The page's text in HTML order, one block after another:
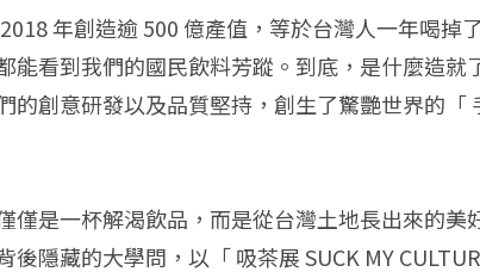
年創造逾 500 億產值，等於台灣人一年喝
能看到我們的國民飲料芳蹤。到底，是什麼造
的創意研發以及品質堅持，創生了驚艷世界的「
僅是一杯解渴飲品，而是從台灣土地長出來的
隱藏的大學問，以「 吸茶展 SUCK MY